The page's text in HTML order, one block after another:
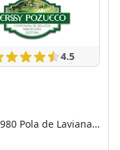
4.5
Pola de Laviana /